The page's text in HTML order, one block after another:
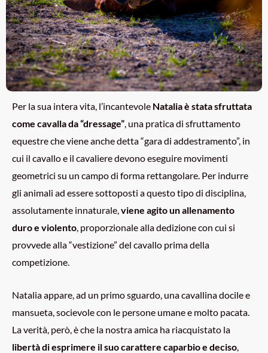
Per la sua intera vita, l’incantevole Natalia è stata sfruttata
come cavalla da “dressage”, una pratica di sfruttamento
equestre che viene anche detta “gara di addestramento”, in
cui il cavallo e il cavaliere devono eseguire movimenti
geometrici su un campo di forma rettangolare. Per indurre
gli animali ad essere sottoposti a questo tipo di disciplina,
assolutamente innaturale,viene agito un allenamento
duro e violento, proporzionale alla dedizione con cui si
provvede alla “vestizione” del cavallo prima della
competizione.
Natalia appare, ad un primo sguardo, una cavallina docile e
mansueta, socievole con le persone umane e molto pacata.
La verità, però, è che la nostra amica ha riacquistato la
libertà di esprimere il suo carattere caparbio e deciso